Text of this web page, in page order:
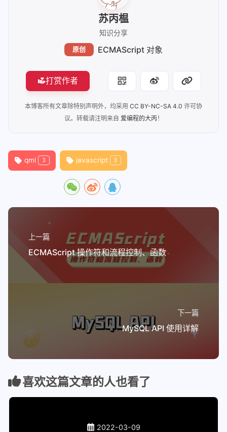
苏丙榅
知识分享
原创 ECMAScript 对象
打赏作者
本博客所有文章除特别声明外，均采用 CC BY-NC-SA 4.0 许可协
议。转载请注明来自 爱编程的大丙！
qml 3 javascript 3
上一篇
ECMAScript 操作符和流程控制、函数
下一篇
MySQL API 使用详解
喜欢这篇文章的人也看了
2022-03-09